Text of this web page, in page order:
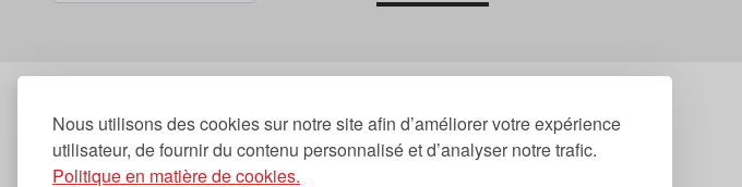
Nous utilisons des cookies sur notre site afin d’améliorer votre expérience
utilisateur, de fournir du contenu personnalisé et d’analyser notre trafic.
Politique en matière de cookies.